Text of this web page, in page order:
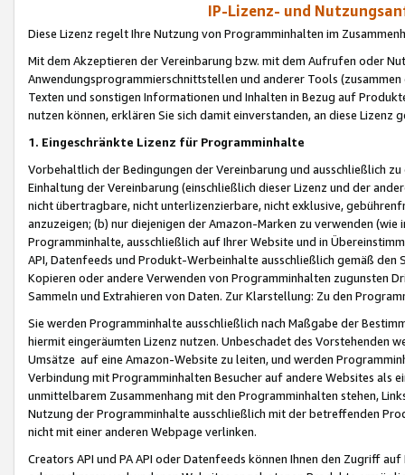
IP-Lizenz- und
Diese Lizenz regelt Ihre Nutzung von Programminhalten im
Mit dem Akzeptieren der Vereinbarung bzw. mit dem Aufrufen oder
Anwendungsprogrammierschnittstellen und anderer Tools (zusammen
Texten und sonstigen Informationen und Inhalten in Bezug auf
nutzen können, erklären Sie sich damit einverstanden, an diese Lizenz
1. Eingeschränkte Lizenz für Programminhalte
Vorbehaltlich der Bedingungen der Vereinbarung und ausschließlich
Einhaltung der Vereinbarung (einschließlich dieser Lizenz und der
nicht übertragbare, nicht unterlizenzierbare, nicht exklusive,
anzuzeigen; (b) nur diejenigen der Amazon-Marken zu verwenden
Programminhalte, ausschließlich auf Ihrer Website und in
API, Datenfeeds und Produkt-Werbeinhalte ausschließlich gemäß
Kopieren oder andere Verwenden von Programminhalten zugunsten
Sammeln und Extrahieren von Daten. Zur Klarstellung: Zu den
Sie werden Programminhalte ausschließlich nach Maßgabe der
hiermit eingeräumten Lizenz nutzen. Unbeschadet des Vorstehenden
Umsätze auf eine Amazon-Website zu leiten, und werden
Verbindung mit Programminhalten Besucher auf andere Websites als
unmittelbarem Zusammenhang mit den Programminhalten stehen,
Nutzung der Programminhalte ausschließlich mit der betreffenden
nicht mit einer anderen Webpage verlinken.
Creators API und PA API oder Datenfeeds können Ihnen den Zugriff